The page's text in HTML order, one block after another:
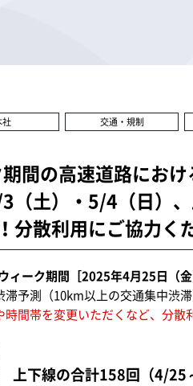
社 交通・規制
間の高速道路にお
土）・5/4（日）
分散利用にご協力く
ィーク期間［2025年4月25日（
予測（10km以上の交通集中渋滞
時間帯を変更いただくなど、分散
下線の合計158回（4/25